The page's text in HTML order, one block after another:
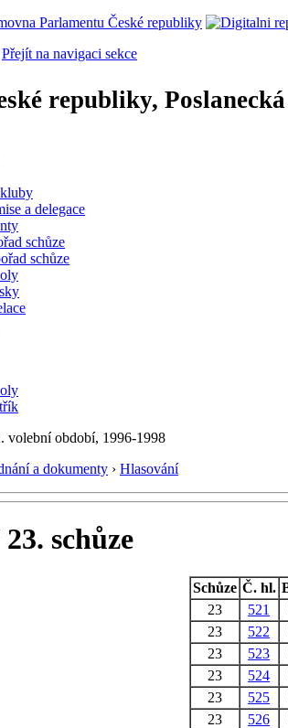
Přejít na navigaci sekce
republiky,
a delegace
schůze
schůze
volební období, 1996-1998
a dokumenty › Hlasování
schůze
Schůze Č. hl.
23
521
23
522
23
523
23
524
23
525
23
526